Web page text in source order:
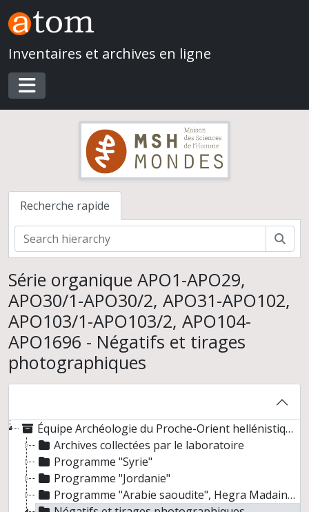
Skip to main content
Inventaires et archives en ligne
Toggle navigation
Recherche rapide
Série organique APO1-APO29,
APO30/1-APO30/2, APO31-APO102,
APO103/1-APO103/2, APO104-
APO1696 - Négatifs et tirages
photographiques
Équipe Archéologie du Proche-Orient hellénistique et romain
Archives collectées par le laboratoire
Programme "Syrie"
Programme "Jordanie"
Programme "Arabie saoudite", Hegra Madain Saleh